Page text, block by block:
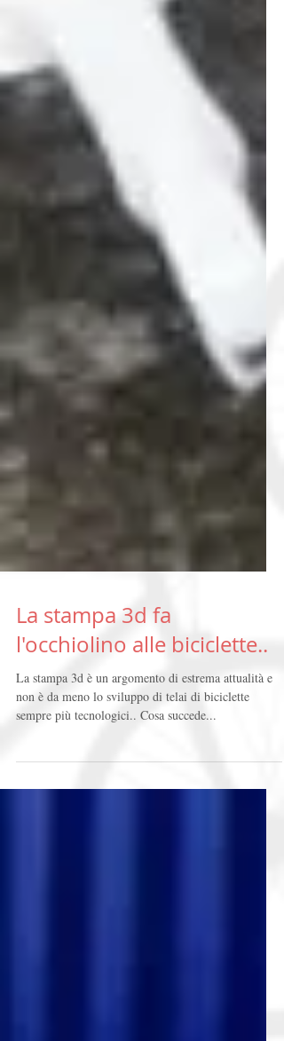
La stampa 3d fa
l'occhiolino alle biciclette..
La stampa 3d è un argomento di estrema attualità e
non è da meno lo sviluppo di telai di biciclette